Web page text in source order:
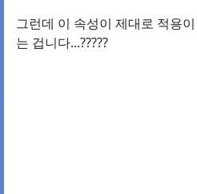
그런데 이 속성이 제대로 적용
는 겁니다...?????